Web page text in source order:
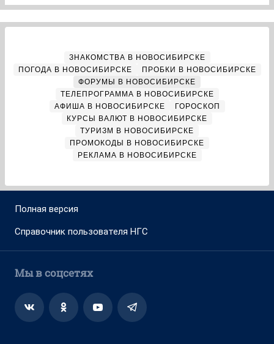
ЗНАКОМСТВА В НОВОСИБИРСКЕ
ПОГОДА В НОВОСИБИРСКЕ
ПРОБКИ В НОВОСИБИРСКЕ
ФОРУМЫ В НОВОСИБИРСКЕ
ТЕЛЕПРОГРАММА В НОВОСИБИРСКЕ
АФИША В НОВОСИБИРСКЕ
ГОРОСКОП
КУРСЫ ВАЛЮТ В НОВОСИБИРСКЕ
ТУРИЗМ В НОВОСИБИРСКЕ
ПРОМОКОДЫ В НОВОСИБИРСКЕ
РЕКЛАМА В НОВОСИБИРСКЕ
Полная версия
Справочник пользователя НГС
Мы в соцсетях